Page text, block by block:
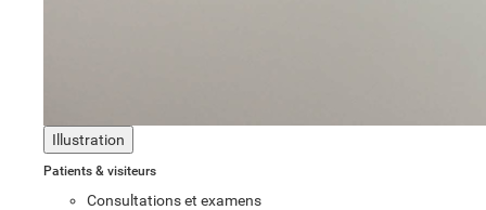
Illustration
Patients & visiteurs
Consultations et examens